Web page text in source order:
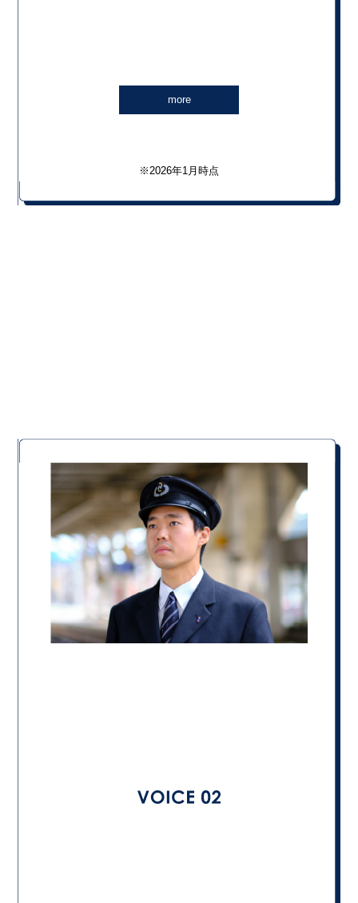
more
※2026年1月時点